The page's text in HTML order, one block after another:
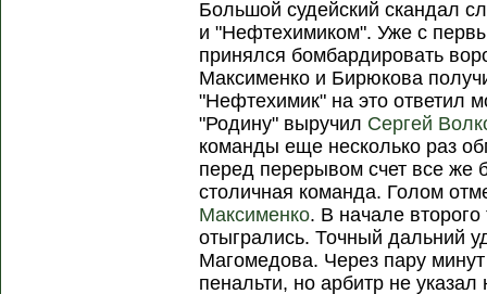
Большой судейский скандал
и "Нефтехимиком". Уже с
принялся бомбардировать
Максименко и Бирюкова
"Нефтехимик" на это ответил
"Родину" выручил Сергей
команды еще несколько раз
перед перерывом счет все же
столичная команда. Голом
Максименко. В начале
отыгрались. Точный дальний
Магомедова. Через пару
пенальти, но арбитр не указал